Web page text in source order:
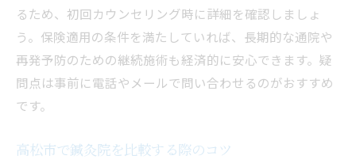
るため、初回カウンセリング時に詳細を確認しましょ
う。保険適用の条件を満たしていれば、長期的な通院や
再発予防のための継続施術も経済的に安心できます。疑
問点は事前に電話やメールで問い合わせるのがおすすめ
です。
高松市で鍼灸院を比較する際のコツ